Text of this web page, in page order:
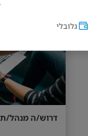
גלובלי
דרוש/ה מנהל/ת